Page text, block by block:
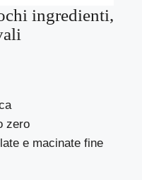
ingredienti,
zero
e macinate fine